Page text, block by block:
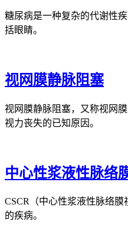
糖尿病是一种复杂的代谢性
括眼睛。
视网膜静脉阻塞
视网膜静脉阻塞，又称视网
视力丧失的已知原因。
中心性浆液性脉络
CSCR（中心性浆液性脉络
的疾病。